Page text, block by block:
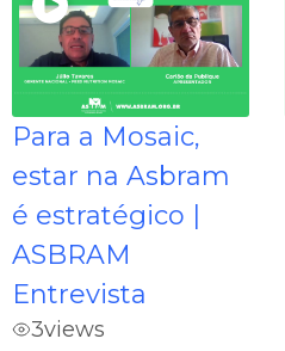
Para a Mosaic,
estar na Asbram
é estratégico |
ASBRAM
Entrevista
3views